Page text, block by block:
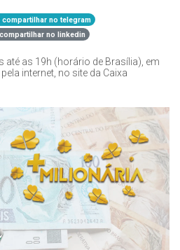
compartilhar no telegram
compartilhar no linkedin
as 19h (horário de Brasília), em
internet, no site da Caixa